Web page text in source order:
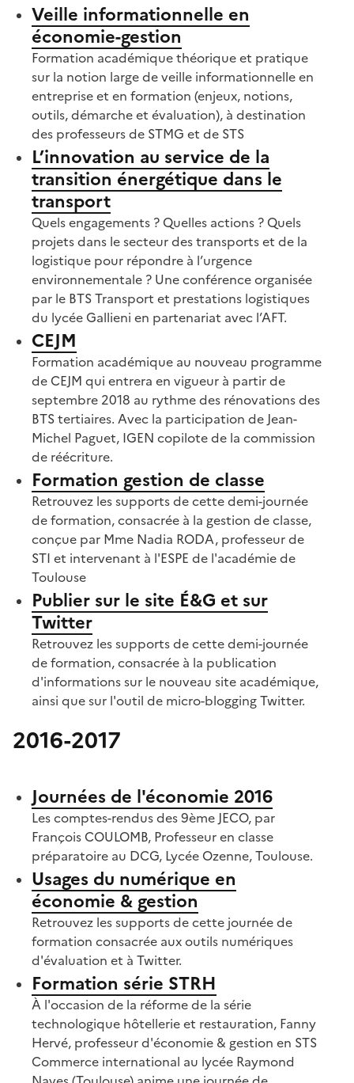
Veille informationnelle en
économie-gestion
Formation académique théorique et pratique
sur la notion large de veille informationnelle en
entreprise et en formation (enjeux, notions,
outils, démarche et évaluation), à destination
des professeurs de STMG et de STS
L’innovation au service de la
transition énergétique dans le
transport
Quels engagements ? Quelles actions ? Quels
projets dans le secteur des transports et de la
logistique pour répondre à l’urgence
environnementale ? Une conférence organisée
par le BTS Transport et prestations logistiques
du lycée Gallieni en partenariat avec l’AFT.
CEJM
Formation académique au nouveau programme
de CEJM qui entrera en vigueur à partir de
septembre 2018 au rythme des rénovations des
BTS tertiaires. Avec la participation de Jean-
Michel Paguet, IGEN copilote de la commission
de réécriture.
Formation gestion de classe
Retrouvez les supports de cette demi-journée
de formation, consacrée à la gestion de classe,
conçue par Mme Nadia RODA, professeur de
STI et intervenant à l'ESPE de l'académie de
Toulouse
Publier sur le site É&G et sur
Twitter
Retrouvez les supports de cette demi-journée
de formation, consacrée à la publication
d'informations sur le nouveau site académique,
ainsi que sur l'outil de micro-blogging Twitter.
S'abonner à Accordéon
2016-2017
Journées de l'économie 2016
Les comptes-rendus des 9ème JECO, par
François COULOMB, Professeur en classe
préparatoire au DCG, Lycée Ozenne, Toulouse.
Usages du numérique en
économie & gestion
Retrouvez les supports de cette journée de
formation consacrée aux outils numériques
d'évaluation et à Twitter.
Formation série STRH
À l'occasion de la réforme de la série
technologique hôtellerie et restauration, Fanny
Hervé, professeur d'économie & gestion en STS
Commerce international au lycée Raymond